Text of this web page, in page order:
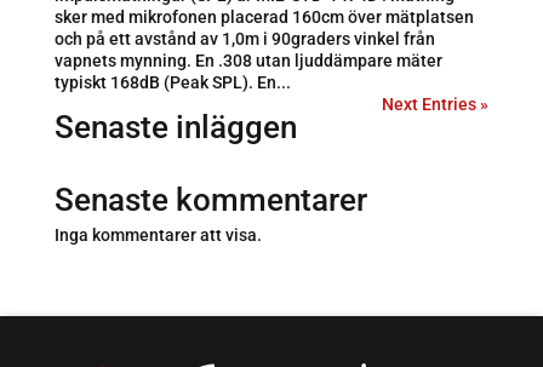
sker med mikrofonen placerad 160cm över mätplatsen
och på ett avstånd av 1,0m i 90graders vinkel från
vapnets mynning. En .308 utan ljuddämpare mäter
typiskt 168dB (Peak SPL). En...
Next Entries »
Senaste inläggen
Senaste kommentarer
Inga kommentarer att visa.